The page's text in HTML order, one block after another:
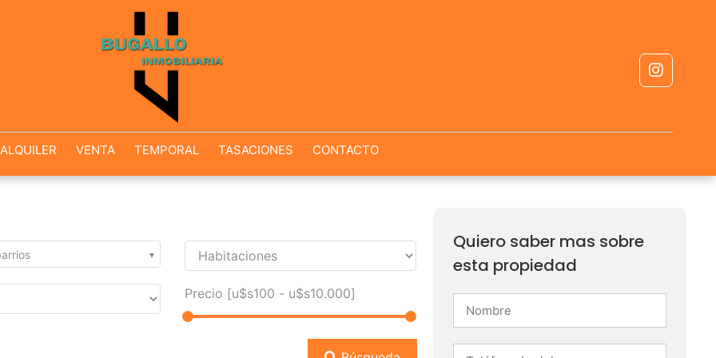
ALQUILER VENTA TEMPORAL TASACIONES CONTACTO
Precio [u$s100 - u$s10.000]
Quiero saber mas sobre
esta propiedad